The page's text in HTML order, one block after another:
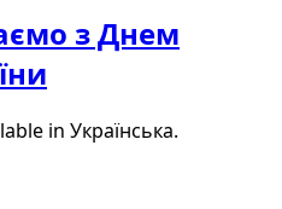
з Днем
in Українська.